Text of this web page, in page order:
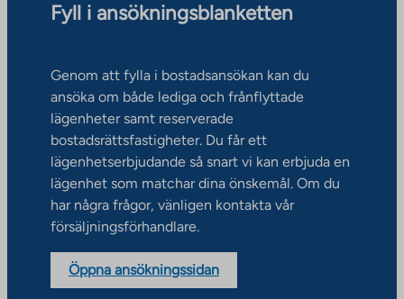
Fyll i ansökningsblanketten
Genom att fylla i bostadsansökan kan du
ansöka om både lediga och frånflyttade
lägenheter samt reserverade
bostadsrättsfastigheter. Du får ett
lägenhetserbjudande så snart vi kan erbjuda en
lägenhet som matchar dina önskemål. Om du
har några frågor, vänligen kontakta vår
försäljningsförhandlare.
Öppna ansökningssidan